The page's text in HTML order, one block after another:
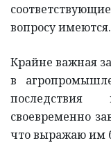
вопросу имеются.
Крайне важная
в
своевременно
что выражаю им